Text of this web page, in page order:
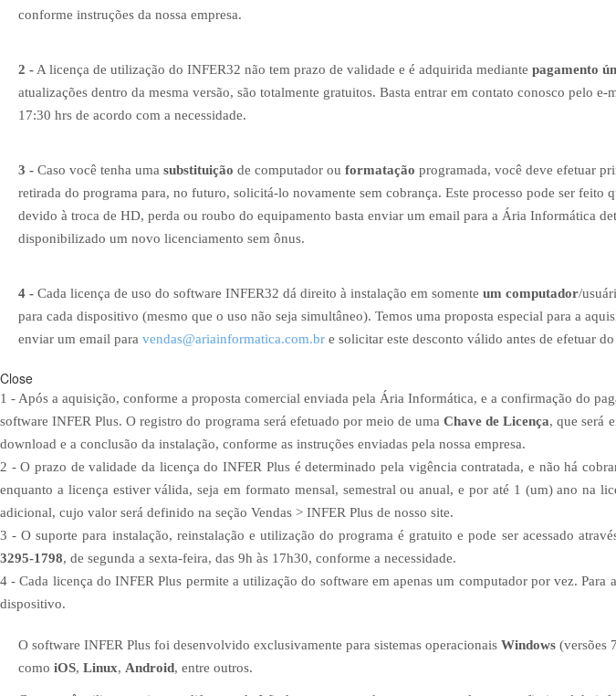
conforme instruções da nossa empresa.
2 -A licença de utilização do INFER32 não tem prazo de validade e é adquirida mediante pagamento
atualizações dentro da mesma versão, são totalmente gratuitos. Basta entrar em contato conosco pelo e-
17:30 hrs de acordo com a necessidade.
3 - Caso você tenha uma substituição de computador ou formatação programada, você deve efetuar
retirada do programa para, no futuro, solicitá-lo novamente sem cobrança. Este processo pode ser feito
devido à troca de HD, perda ou roubo do equipamento basta enviar um email para a Ária Informática
disponibilizado um novo licenciamento sem ônus.
4 - Cada licença de uso do software INFER32 dá direito à instalação em somente um computador/
para cada dispositivo (mesmo que o uso não seja simultâneo). Temos uma proposta especial para a
enviar um email para vendas@ariainformatica.com.br e solicitar este desconto válido antes de efetuar
Close
1 - Após a aquisição, conforme a proposta comercial enviada pela Ária Informática, e a confirmação do
software INFER Plus. O registro do programa será efetuado por meio de umaChave de Licença, que será
download e a conclusão da instalação, conforme as instruções enviadas pela nossa empresa.
2 - O prazo de validade da licença do INFER Plus é determinado pela vigência contratada, e não há
enquanto a licença estiver válida, seja em formato mensal, semestral ou anual, e por até 1 (um) ano na
adicional, cujo valor será definido na seção Vendas > INFER Plus de nosso site.
3 - O suporte para instalação, reinstalação e utilização do programa é gratuito e pode ser acessado
3295-1798, de segunda a sexta-feira, das 9h às 17h30, conforme a necessidade.
4 - Cada licença do INFER Plus permite a utilização do software em apenas um computador por vez.
dispositivo.
O software INFER Plus foi desenvolvido exclusivamente para sistemas operacionais Windows (versões
como iOS, Linux, Android, entre outros.